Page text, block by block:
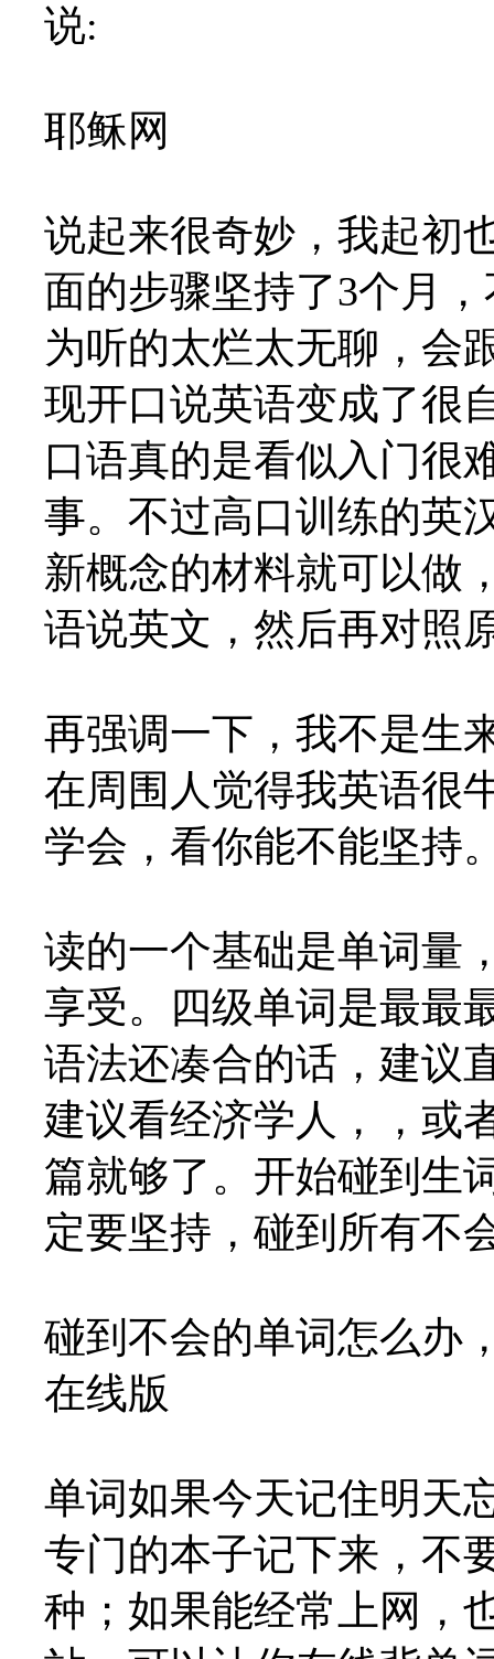
说:
耶稣网
说起来很奇妙，我起初
面的步骤坚持了3个月
为听的太烂太无聊，会
现开口说英语变成了很
口语真的是看似入门很
事。不过高口训练的英
新概念的材料就可以做
语说英文，然后再对照
再强调一下，我不是生
在周围人觉得我英语很
学会，看你能不能坚持
读的一个基础是单词量
享受。四级单词是最最
语法还凑合的话，建议
建议看经济学人，，或
篇就够了。开始碰到生
定要坚持，碰到所有不
碰到不会的单词怎么办
在线版
单词如果今天记住明天
专门的本子记下来，不
种；如果能经常上网，